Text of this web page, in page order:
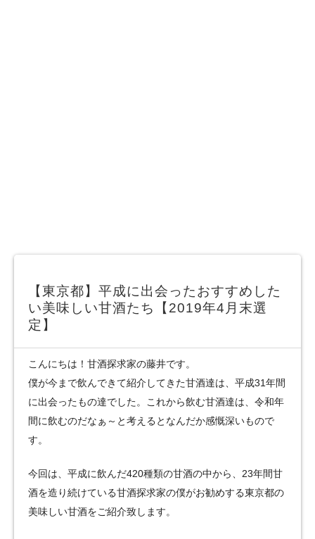
【東京都】平成に出会ったおすすめした
い美味しい甘酒たち【2019年4月末選
定】
こんにちは！甘酒探求家の藤井です。
僕が今まで飲んできて紹介してきた甘酒達は、平成31年間
に出会ったもの達でした。これから飲む甘酒達は、令和年
間に飲むのだなぁ～と考えるとなんだか感慨深いもので
す。
今回は、平成に飲んだ420種類の甘酒の中から、23年間甘
酒を造り続けている甘酒探求家の僕がお勧めする東京都の
美味しい甘酒をご紹介致します。